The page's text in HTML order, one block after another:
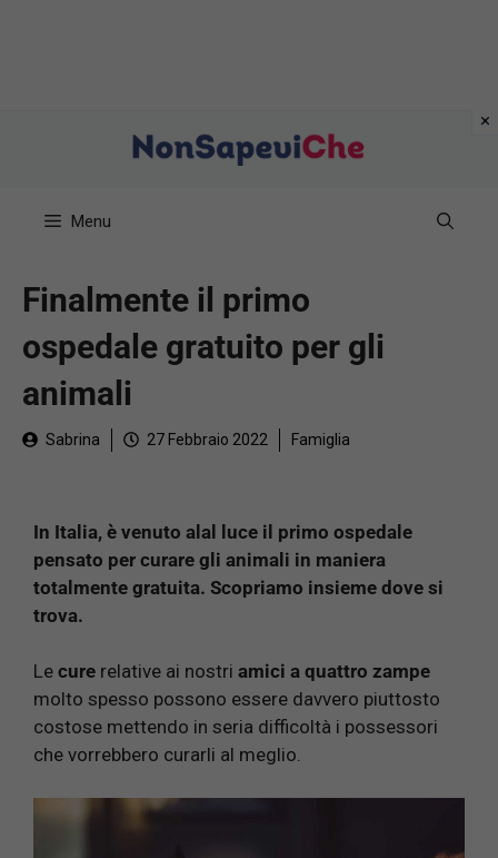
Menu
Finalmente il primo
ospedale gratuito per gli
animali
Sabrina 27 Febbraio 2022 Famiglia
In Italia, è venuto alal luce il primo ospedale
pensato per curare gli animali in maniera
totalmente gratuita. Scopriamo insieme dove si
trova.
Le cure relative ai nostri amici a quattro zampe
molto spesso possono essere davvero piuttosto
costose mettendo in seria difficoltà i possessori
che vorrebbero curarli al meglio.